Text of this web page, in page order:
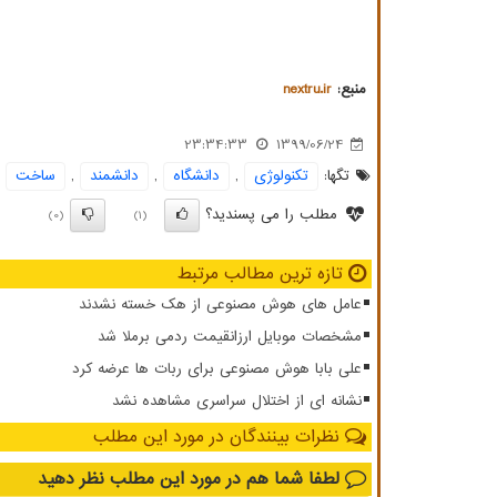
منبع: nextru.ir
1399/06/24
23:34:33
تگها:
تكنولوژی , دانشگاه , دانشمند ,
ساخت
مطلب را می پسندید؟
(1)
(0)
تازه ترین مطالب مرتبط
عامل های هوش مصنوعی از هک خسته نشدند
مشخصات موبایل ارزانقیمت ردمی برملا شد
علی بابا هوش مصنوعی برای ربات ها عرضه کرد
نشانه ای از اختلال سراسری مشاهده نشد
نظرات بینندگان در مورد این مطلب
لطفا شما هم در مورد این مطلب نظر دهید